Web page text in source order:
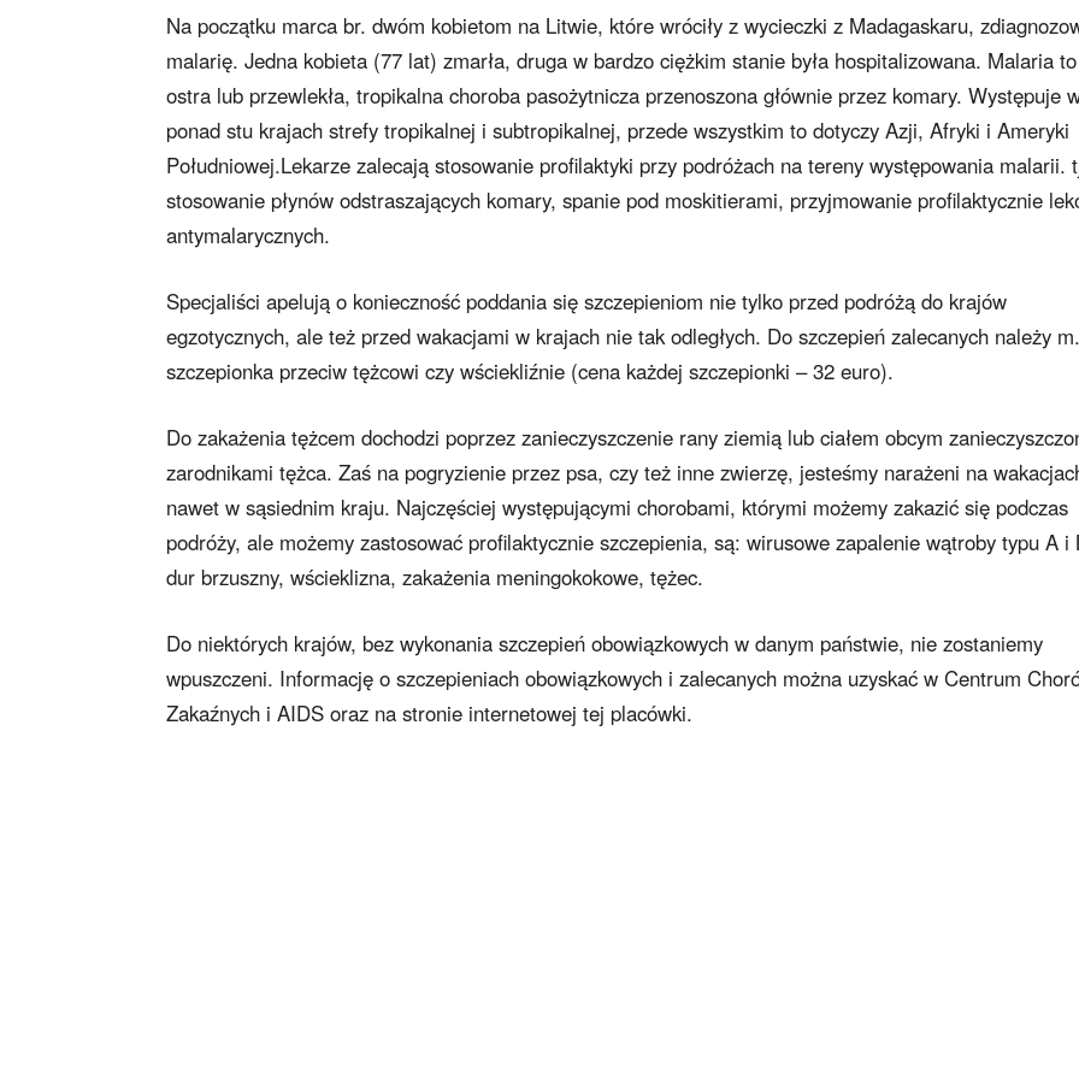
Na początku marca br. dwóm kobietom na Litwie, które wróciły z wycieczki z Madagaskaru,
malarię. Jedna kobieta (77 lat) zmarła, druga w bardzo ciężkim stanie była hospitalizowana. Malaria to
ostra lub przewlekła, tropikalna choroba pasożytnicza przenoszona głównie przez komary. Występuje
ponad stu krajach strefy tropikalnej i subtropikalnej, przede wszystkim to dotyczy Azji, Afryki i Ameryki
Południowej.Lekarze zalecają stosowanie profilaktyki przy podróżach na tereny występowania malarii.
stosowanie płynów odstraszających komary, spanie pod moskitierami, przyjmowanie profilaktycznie
antymalarycznych.
Specjaliści apelują o konieczność poddania się szczepieniom nie tylko przed podróżą do krajów
egzotycznych, ale też przed wakacjami w krajach nie tak odległych. Do szczepień zalecanych należy
szczepionka przeciw tężcowi czy wściekliźnie (cena każdej szczepionki – 32 euro).
Do zakażenia tężcem dochodzi poprzez zanieczyszczenie rany ziemią lub ciałem obcym
zarodnikami tężca. Zaś na pogryzienie przez psa, czy też inne zwierzę, jesteśmy narażeni na
nawet w sąsiednim kraju. Najczęściej występującymi chorobami, którymi możemy zakazić się podczas
podróży, ale możemy zastosować profilaktycznie szczepienia, są: wirusowe zapalenie wątroby typu A i
dur brzuszny, wścieklizna, zakażenia meningokokowe, tężec.
Do niektórych krajów, bez wykonania szczepień obowiązkowych w danym państwie, nie zostaniemy
wpuszczeni. Informację o szczepieniach obowiązkowych i zalecanych można uzyskać w Centrum
Zakaźnych i AIDS oraz na stronie internetowej tej placówki.